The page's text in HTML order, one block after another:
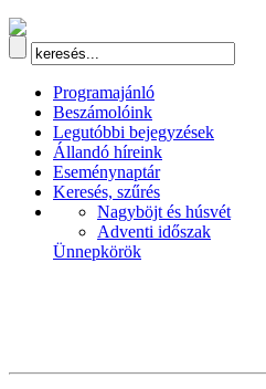
Programajánló
Beszámolóink
Legutóbbi bejegyzések
Állandó híreink
Eseménynaptár
Keresés, szűrés
Nagyböjt és húsvét
Adventi időszak
Ünnepkörök